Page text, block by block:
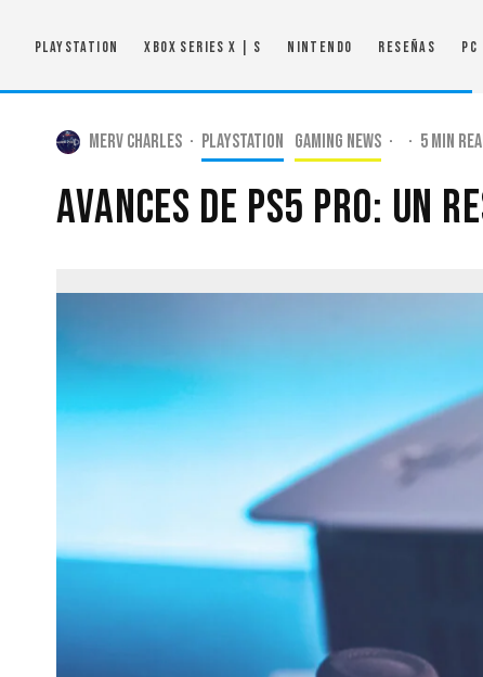
PlayStation Xbox Series X | S Nintendo Reseñas PC
Merv Charles · PlayStation Gaming news · · 5 min
Avances de PS5 Pro: Un